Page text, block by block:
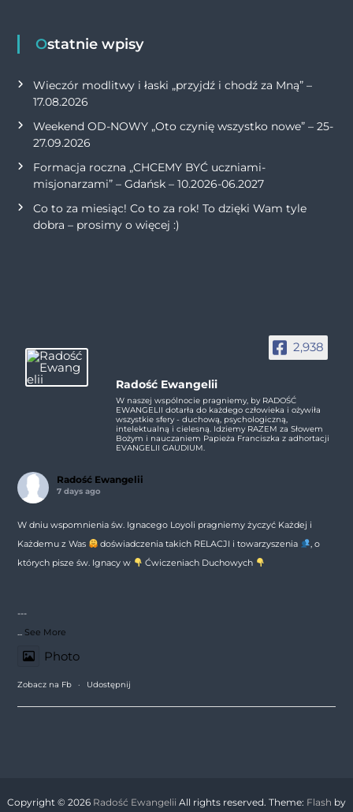
Ostatnie wpisy
Wieczór modlitwy i łaski „przyjdź i chodź za Mną” –
17.08.2026
Weekend OD-NOWY „Oto czynię wszystko nowe” – 25-
27.09.2026
Formacja roczna „CHCEMY BYĆ uczniami-
misjonarzami” – Gdańsk – 10.2026-06.2027
Co to za miesiąc! Co to za rok! To dzięki Wam tyle
dobra – prosimy o więcej :)
2,938
Radość Ewangelii
W naszej wspólnocie pragniemy, by RADOŚĆ
EWANGELII dotarła do każdego człowieka i ożywiła
wszystkie sfery - duchową, psychologiczną,
intelektualną i cielesną. Idziemy RAZEM za Słowem
Bożym i nauczaniem Papieża Franciszka z adhortacji
EVANGELII GAUDIUM.
Radość Ewangelii
7 days ago
W dniu wspomnienia św. Ignacego Loyoli pragniemy życzyć Każdej i
Każdemu z Was
doświadczenia takich RELACJI i towarzyszenia
, o
których pisze św. Ignacy w
Ćwiczeniach Duchowych
---
See More
Photo
Zobacz na Fb · Udostępnij
Copyright © 2026 Radość Ewangelii All rights reserved. Theme: Flash by